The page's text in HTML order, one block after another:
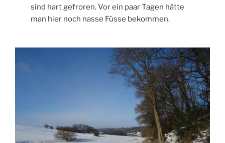
sind hart gefroren. Vor ein paar Tagen hätte
man hier noch nasse Füsse bekommen.